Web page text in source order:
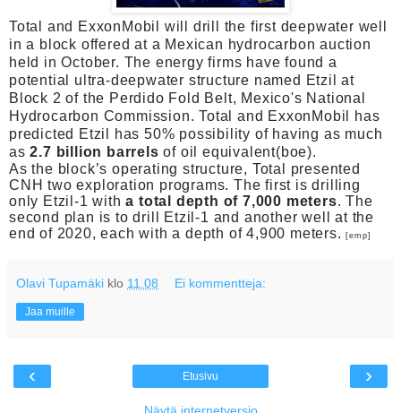
Total and ExxonMobil will drill the first deepwater well
in a block offered at a Mexican hydrocarbon auction
held in October. The energy firms have found a
potential ultra-deepwater structure named Etzil at
Block 2 of the Perdido Fold Belt, Mexico's National
Hydrocarbon Commission.Total and ExxonMobil has
predicted Etzil has 50% possibility of having as much
as2.7 billion barrels of oil equivalent(boe).
As the block’s operating structure, Total presented
CNH two exploration programs. The first is drilling
only Etzil-1 witha total depth of 7,000 meters. The
second plan is to drill Etzil-1 and another well at the
end of 2020, each with a depth of 4,900 meters.[emp]
Olavi Tupamäki klo 11.08 Ei kommentteja:
Jaa muille
‹ ›
Etusivu